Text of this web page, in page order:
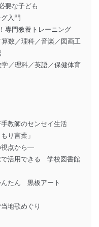
要な子ども
入門
専門教養トレーニング
／理科／音楽／図画工
理科／英語／保健体育
教師のセンセイ生活
り言葉」
視点から―
活用できる 学校図書館
たん 黒板アート
地歌めぐり